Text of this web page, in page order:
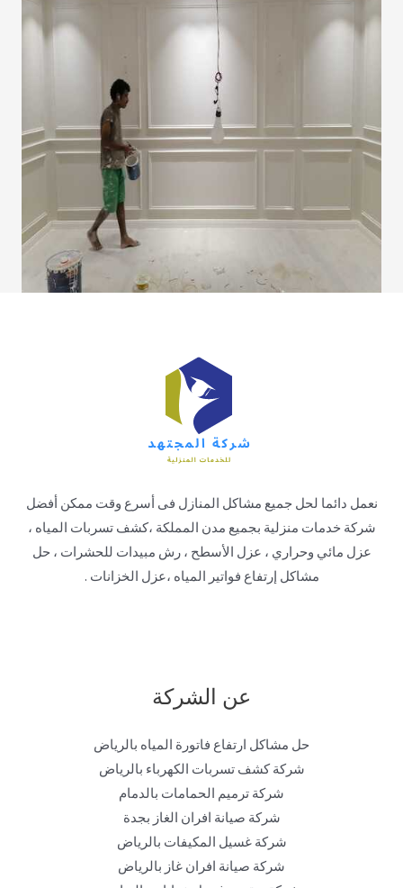
نعمل دائما لحل جميع مشاكل المنازل فى أسرع وقت ممكن أفضل
شركة خدمات منزلية بجميع مدن المملكة ،كشف تسربات المياه ،
عزل مائي وحراري ، عزل الأسطح ، رش مبيدات للحشرات ، حل
مشاكل إرتفاع فواتير المياه ،عزل الخزانات .
عن الشركة
حل مشاكل ارتفاع فاتورة المياه بالرياض
شركة كشف تسربات الكهرباء بالرياض
شركة ترميم الحمامات بالدمام
شركة صيانة افران الغاز بجدة
شركة غسيل المكيفات بالرياض
شركة صيانة افران غاز بالرياض